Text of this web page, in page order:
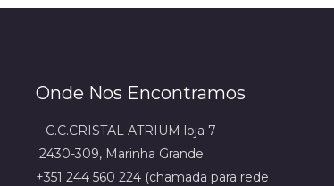
Onde Nos Encontramos
– C.C.CRISTAL ATRIUM loja 7
2430-309, Marinha Grande
+351 244 560 224 (chamada para rede